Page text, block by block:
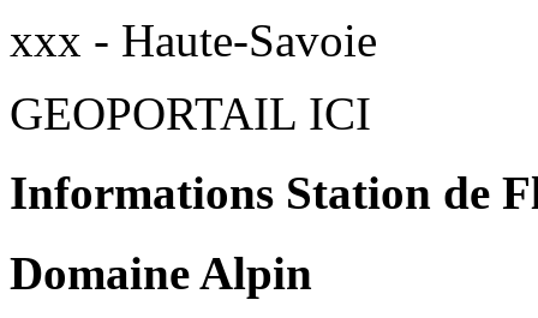
xxx - Haute-Savoie
GEOPORTAIL ICI
Informations Station de
Domaine Alpin